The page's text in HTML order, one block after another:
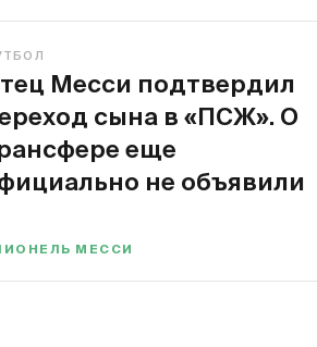
Месси подтвердил
сына в «ПСЖ». О
еще
не объявили
МЕССИ